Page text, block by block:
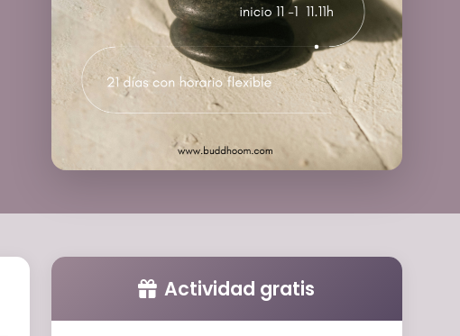
Actividad gratis